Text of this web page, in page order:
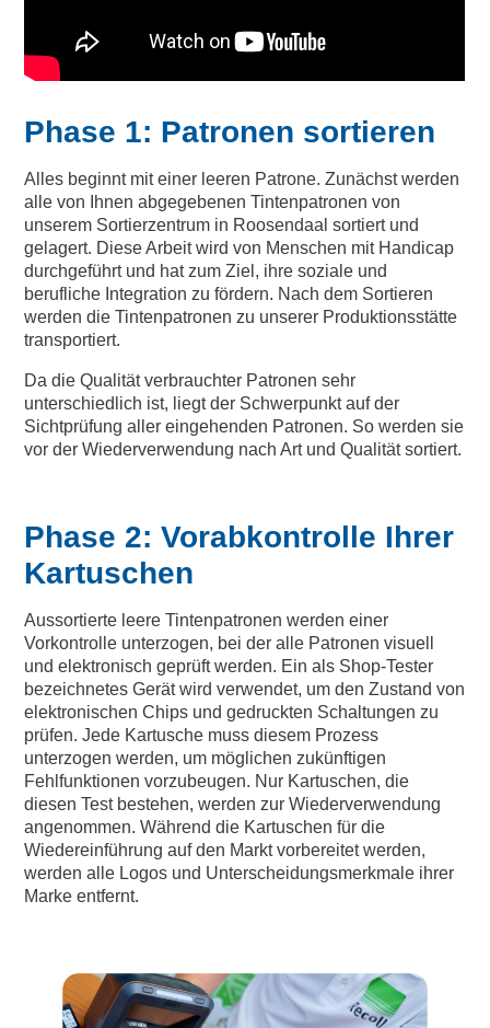
Phase 1: Patronen sortieren
Alles beginnt mit einer leeren Patrone. Zunächst werden
alle von Ihnen abgegebenen Tintenpatronen von
unserem Sortierzentrum in Roosendaal sortiert und
gelagert. Diese Arbeit wird von Menschen mit Handicap
durchgeführt und hat zum Ziel, ihre soziale und
berufliche Integration zu fördern. Nach dem Sortieren
werden die Tintenpatronen zu unserer Produktionsstätte
transportiert.
Da die Qualität verbrauchter Patronen sehr
unterschiedlich ist, liegt der Schwerpunkt auf der
Sichtprüfung aller eingehenden Patronen. So werden sie
vor der Wiederverwendung nach Art und Qualität sortiert.
Phase 2: Vorabkontrolle Ihrer
Kartuschen
Aussortierte leere Tintenpatronen werden einer
Vorkontrolle unterzogen, bei der alle Patronen visuell
und elektronisch geprüft werden. Ein als Shop-Tester
bezeichnetes Gerät wird verwendet, um den Zustand von
elektronischen Chips und gedruckten Schaltungen zu
prüfen. Jede Kartusche muss diesem Prozess
unterzogen werden, um möglichen zukünftigen
Fehlfunktionen vorzubeugen. Nur Kartuschen, die
diesen Test bestehen, werden zur Wiederverwendung
angenommen. Während die Kartuschen für die
Wiedereinführung auf den Markt vorbereitet werden,
werden alle Logos und Unterscheidungsmerkmale ihrer
Marke entfernt.